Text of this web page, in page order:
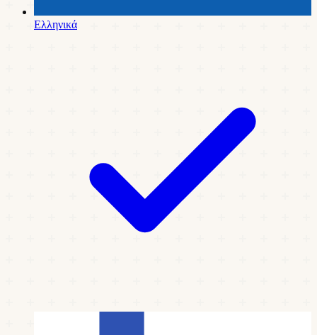
Ελληνικά